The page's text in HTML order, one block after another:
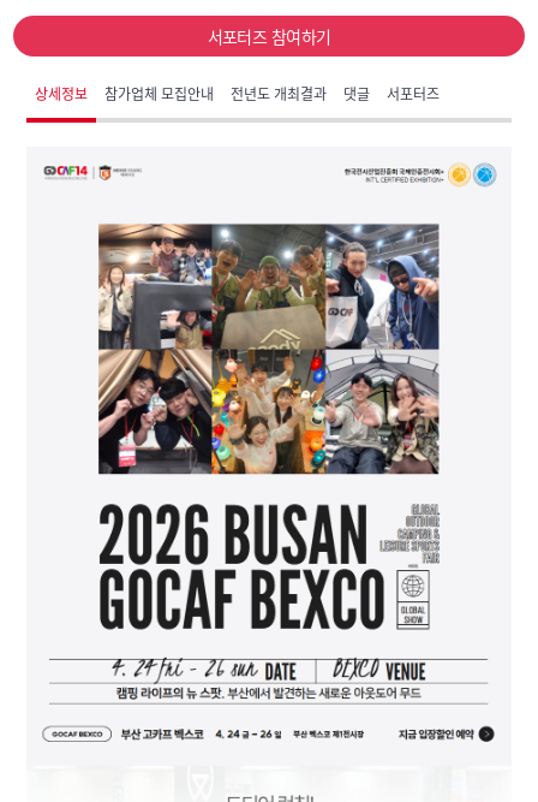
서포터즈 참여하기
상세정보 참가업체 모집안내 전년도 개최결과 댓글 서포터즈